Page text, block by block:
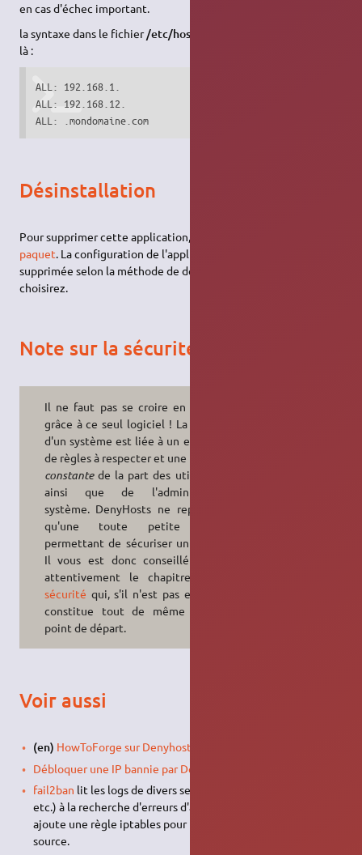
en cas d'échec important.
la syntaxe dans le fichier/etc/hosts.allow
là :
ALL: 192.168.1.
ALL: 192.168.12.
ALL: .mondomaine.com
Désinstallation
Pour supprimer cette application, il suffit de
paquet. La configuration de l'application sera conservée ou
supprimée selon la méthode de désinstallation que vous
choisirez.
Note sur la sécurité
Il ne faut pas se croire en sécurité
grâce à ce seul logiciel ! La sécurité
d'un système est liée à un ensemble
de règles à respecter et une
constantede la part des utilisateurs
ainsi que de l'administrateur
système. DenyHosts ne représente
qu'une toute petite brique
permettant de sécuriser un serveur.
Il vous est donc conseillé de lire
attentivement le chapitre sur la
sécurité qui, s'il n'est pas exhaustif,
constitue tout de même un bon
point de départ.
Voir aussi
(en) HowToForge sur Denyhosts
Débloquer une IP bannie par Denyhosts
fail2ban lit les logs de divers serveurs (SSH, Apache,
etc.) à la recherche d'erreurs d'authentification répétées et
ajoute une règle iptables pour bannir l'adresse IP de la
source.